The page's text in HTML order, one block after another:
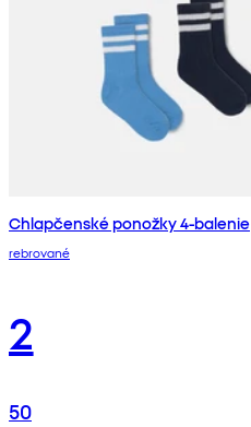
Chlapčenské ponožky 4-balenie
rebrované
2
50